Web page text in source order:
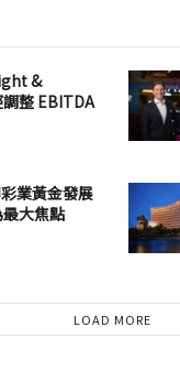
&
整 EBITDA
業黃金發展
大焦點
LOAD MORE